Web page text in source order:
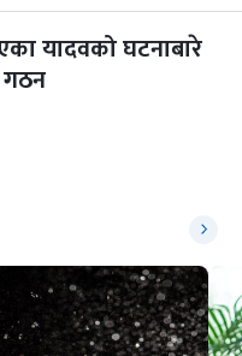
यादवको घटनाबारे
गठन